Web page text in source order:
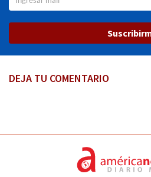
DEJA TU COMENTARIO